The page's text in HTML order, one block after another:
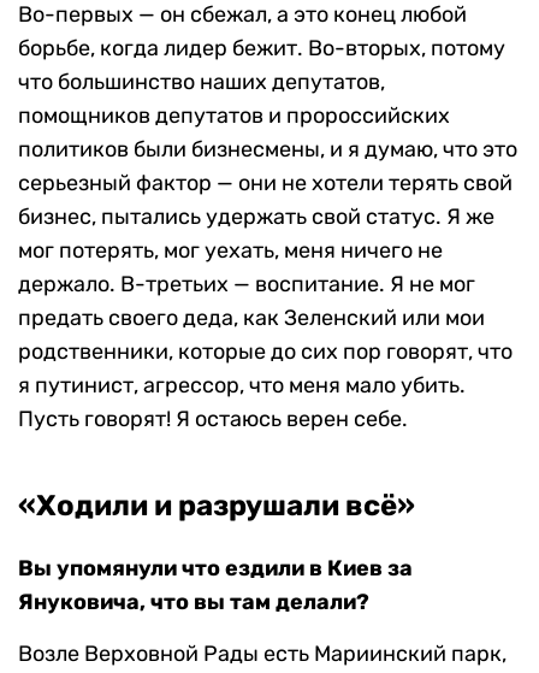
Во-первых — он сбежал, а это конец любой
борьбе, когда лидер бежит. Во-вторых, потому
что большинство наших депутатов,
помощников депутатов и пророссийских
политиков были бизнесмены, и я думаю, что это
серьезный фактор — они не хотели терять свой
бизнес, пытались удержать свой статус. Я же
мог потерять, мог уехать, меня ничего не
держало. В-третьих — воспитание. Я не мог
предать своего деда, как Зеленский или мои
родственники, которые до сих пор говорят, что
я путинист, агрессор, что меня мало убить.
Пусть говорят! Я остаюсь верен себе.
«Ходили и разрушали всё»
Вы упомянули что ездили в Киев за
Януковича, что вы там делали?
Возле Верховной Рады есть Мариинский парк,